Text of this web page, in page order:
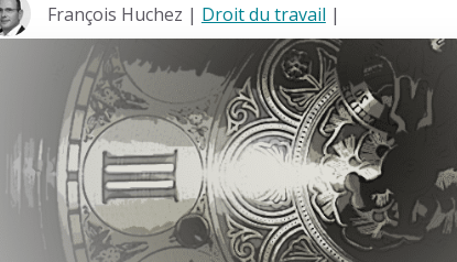
François Huchez | Droit du travail |